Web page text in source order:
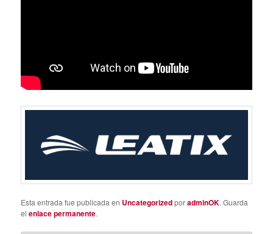
Esta entrada fue publicada en UncategorizedporadminOK. Guarda
elenlace permanente.